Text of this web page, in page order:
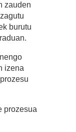
zauden
burutu
izena
prozesua